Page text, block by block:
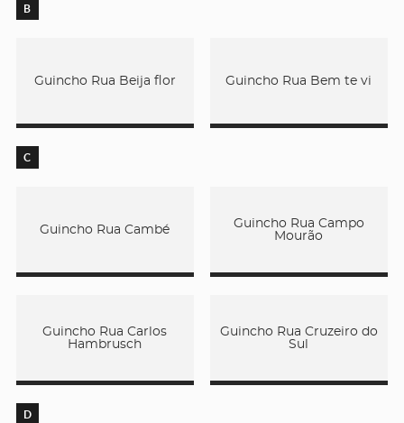
B
Guincho Rua Beija flor Guincho Rua Bem te vi
C
Guincho Rua Cambé
Guincho Rua Campo
Mourão
Guincho Rua Carlos
Hambrusch
Guincho Rua Cruzeiro do
Sul
D